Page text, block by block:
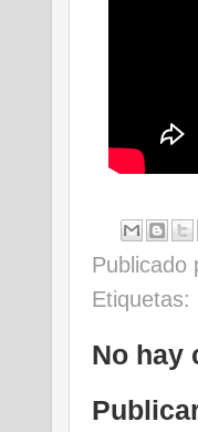
Publicado
Etiquetas:
No hay